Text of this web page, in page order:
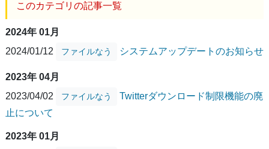
このカテゴリの記事一覧
2024年 01月
2024/01/12
ファイルなう システムアップデートのお知らせ
2023年 04月
2023/04/02
ファイルなう
Twitterダウンロード制限機能の廃
止について
2023年 01月